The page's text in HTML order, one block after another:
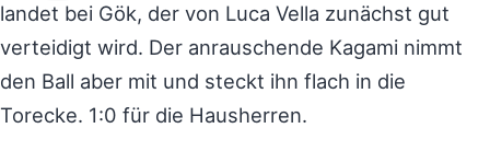
landet bei Gök, der von Luca Vella zunächst gut
verteidigt wird. Der anrauschende Kagami nimmt
den Ball aber mit und steckt ihn flach in die
Torecke. 1:0 für die Hausherren.